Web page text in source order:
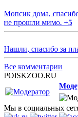
Мопсик дома,
не прошли мимо. +5
Нашли, спасибо за
Все комментарии
POISKZOO.RU
Мы в социальных